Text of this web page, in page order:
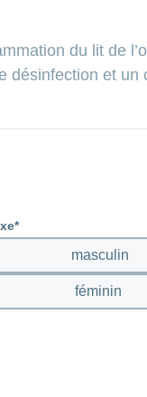
du lit de
désinfection et
masculin
féminin